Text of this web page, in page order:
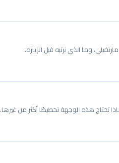
وما الذي نرتبه قبل الزيارة.
تحتاج هذه الوجهة تخطيطًا أكثر من غيرها.